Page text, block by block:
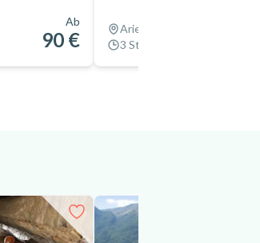
Ab
90 €
Ariege, Frankreich
3 Stunden